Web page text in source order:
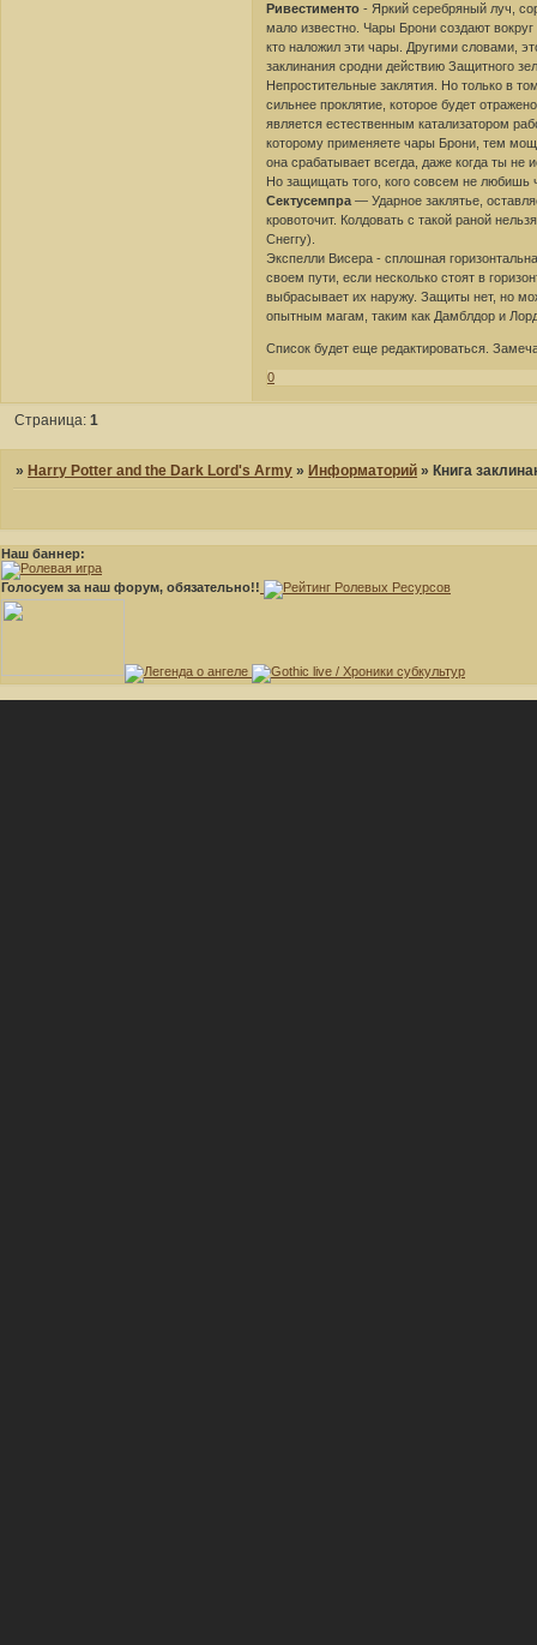
Ривестименто - Яркий серебряный луч,
мало известно. Чары Брони создают вокруг
кто наложил эти чары. Другими словами,
заклинания сродни действию Защитного
Непростительные заклятия. Но только в
сильнее проклятие, которое будет
является естественным катализатором
которому применяете чары Брони, тем
она срабатывает всегда, даже когда ты
Но защищать того, кого совсем не любишь
Сектусемпра — Ударное заклятье,
кровоточит. Колдовать с такой раной
Снеггу).
Экспелли Висера - сплошная
своем пути, если несколько стоят в
выбрасывает их наружу. Защиты нет, но
опытным магам, таким как Дамблдор и
Список будет еще редактироваться.
0
Страница:1
»Harry Potter and the Dark Lord's Army »Информаторий »Книга
Наш баннер:
Голосуем за наш форум, обязательно!!